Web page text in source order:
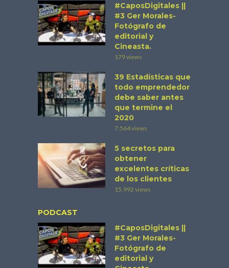
#CaposDigitales ||
#3 Ger Morales-
Fotógrafo de
editorial y
Cineasta.
179 views
39 Estadísticas que
todo emprendedor
debe saber antes
que termine el
2020
7.564 views
5 secretos para
obtener
excelentes críticas
de los clientes
15.992 views
PODCAST
#CaposDigitales ||
#3 Ger Morales-
Fotógrafo de
editorial y